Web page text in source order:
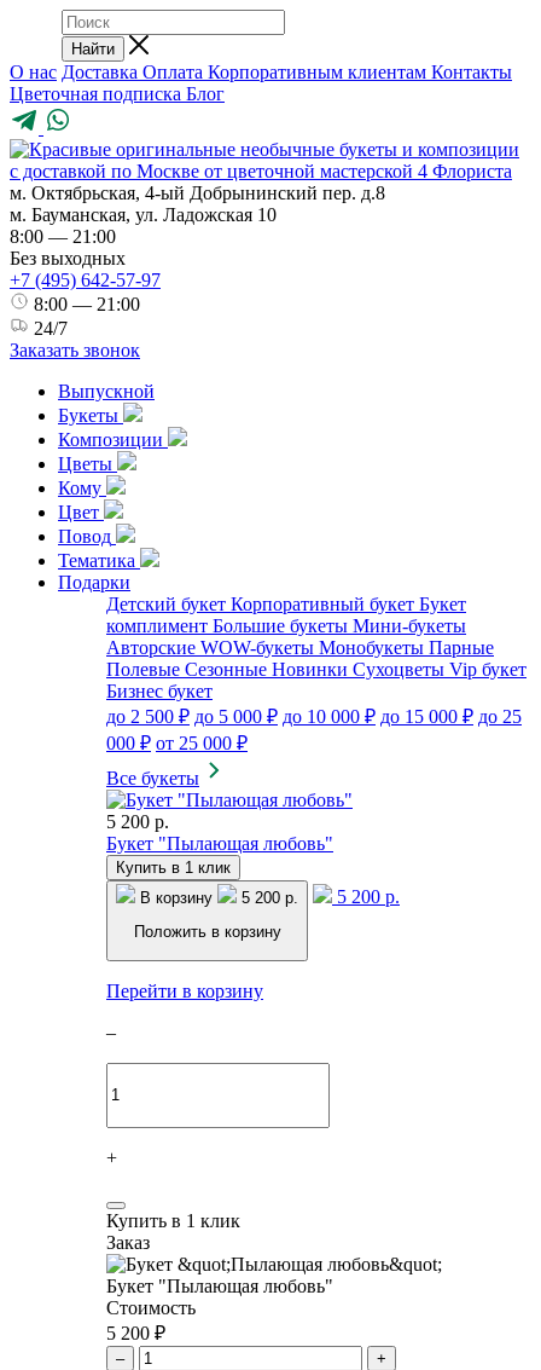
Найти
О нас Доставка Оплата Корпоративным клиентам Контакты
Цветочная подписка Блог
м. Октябрьская, 4-ый Добрынинский пер. д.8
м. Бауманская, ул. Ладожская 10
8:00 — 21:00
Без выходных
+7 (495) 642-57-97
8:00 — 21:00
24/7
Заказать звонок
Выпускной
Букеты
Композиции
Цветы
Кому
Цвет
Повод
Тематика
Подарки
Детский букет Корпоративный букет Букет
комплимент Большие букеты Мини-букеты
Авторские WOW-букеты Монобукеты Парные
Полевые Сезонные Новинки Сухоцветы Vip букет
Бизнес букет
до 2 500 ₽ до 5 000 ₽ до 10 000 ₽ до 15 000 ₽ до 25
000 ₽ от 25 000 ₽
Все букеты
5 200 р.
Букет "Пылающая любовь"
Купить в 1 клик
В корзину
5 200 р.
Положить в корзину
5 200 р.
Перейти в корзину
–
+
Купить в 1 клик
Заказ
Букет "Пылающая любовь"
Стоимость
5 200 ₽
– +